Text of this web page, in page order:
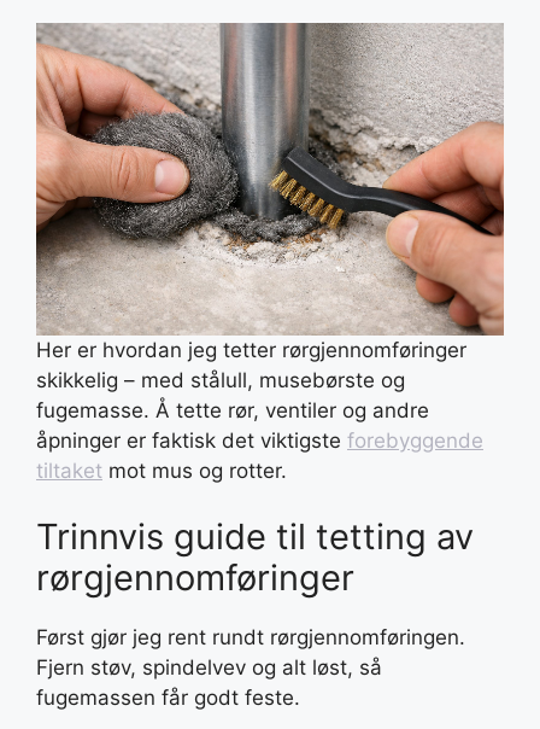
Her er hvordan jeg tetter rørgjennomføringer
skikkelig – med stålull, musebørste og
fugemasse. Å tette rør, ventiler og andre
åpninger er faktisk det viktigste forebyggende
tiltaket mot mus og rotter.
Trinnvis guide til tetting av
rørgjennomføringer
Først gjør jeg rent rundt rørgjennomføringen.
Fjern støv, spindelvev og alt løst, så
fugemassen får godt feste.